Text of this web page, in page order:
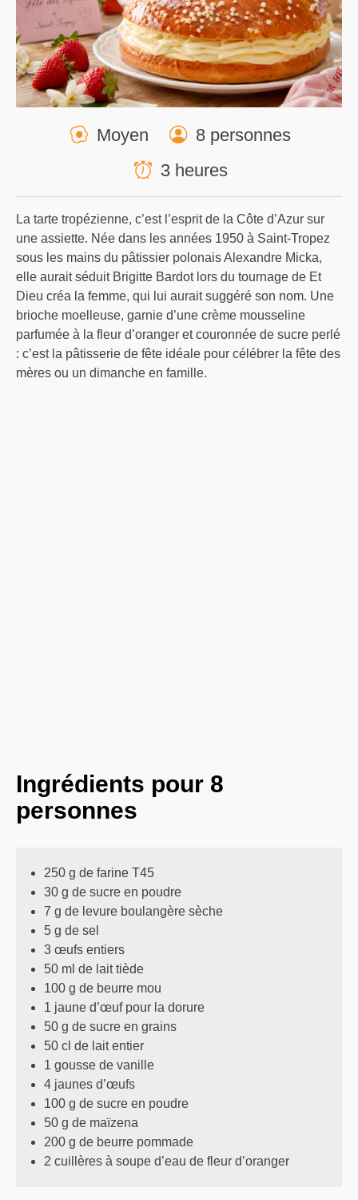
Moyen
8 personnes
3 heures
La tarte tropézienne, c’est l’esprit de la Côte d’Azur sur
une assiette. Née dans les années 1950 à Saint-Tropez
sous les mains du pâtissier polonais Alexandre Micka,
elle aurait séduit Brigitte Bardot lors du tournage de Et
Dieu créa la femme, qui lui aurait suggéré son nom. Une
brioche moelleuse, garnie d’une crème mousseline
parfumée à la fleur d’oranger et couronnée de sucre perlé
: c’est la pâtisserie de fête idéale pour célébrer la fête des
mères ou un dimanche en famille.
Ingrédients pour 8
personnes
250 g de farine T45
30 g de sucre en poudre
7 g de levure boulangère sèche
5 g de sel
3 œufs entiers
50 ml de lait tiède
100 g de beurre mou
1 jaune d’œuf pour la dorure
50 g de sucre en grains
50 cl de lait entier
1 gousse de vanille
4 jaunes d’œufs
100 g de sucre en poudre
50 g de maïzena
200 g de beurre pommade
2 cuillères à soupe d’eau de fleur d’oranger